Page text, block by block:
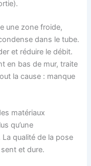
une zone froide,
dans le tube.
et réduire le débit.
en bas de mur, traite
la cause : manque
matériaux
qu’une
qualité de la pose
et dure.